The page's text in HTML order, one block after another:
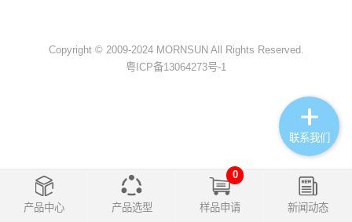
产品中心 产品选型
0
样品申请 新闻动态
Copyright © 2009-2024 MORNSUN All Rights Reserved.
粤ICP备13064273号-1
联系我们